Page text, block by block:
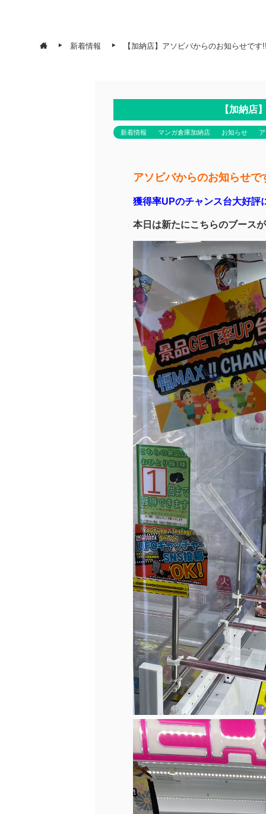
新着情報 【加納店】アソビバからのお知らせです
【加納店
新着情報 マンガ倉庫加納店 お知らせ
アソビバからのお知らせで
獲得率UPのチャンス台大好評
本日は新たにこちらのブース